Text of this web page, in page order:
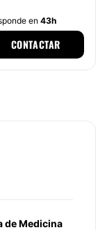
en 43h
CONTACTAR
de Medicina